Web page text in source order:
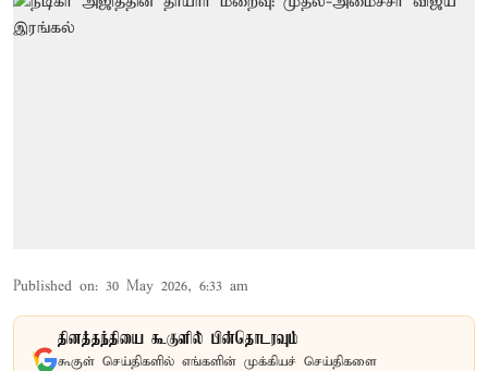
Published on: 30 May 2026, 6:33 am
தினத்தந்தியை கூகுளில் பின்தொடரவும்
கூகுள் செய்திகளில் எங்களின் முக்கியச் செய்திகளை